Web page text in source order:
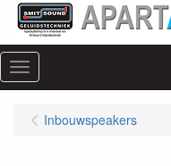
Menu
Inbouwspeakers